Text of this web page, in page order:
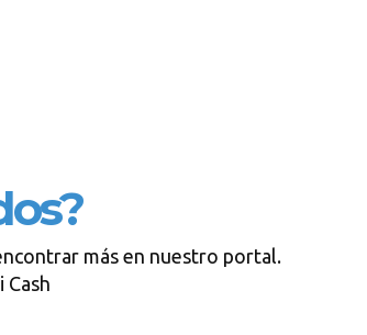
más en nuestro portal.